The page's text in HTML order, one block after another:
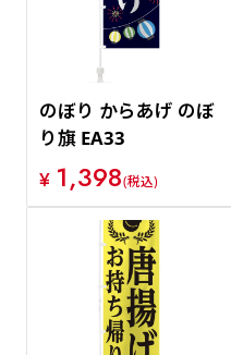
のぼり からあげ のぼ
り旗 EA33
¥ 1,398(税込)